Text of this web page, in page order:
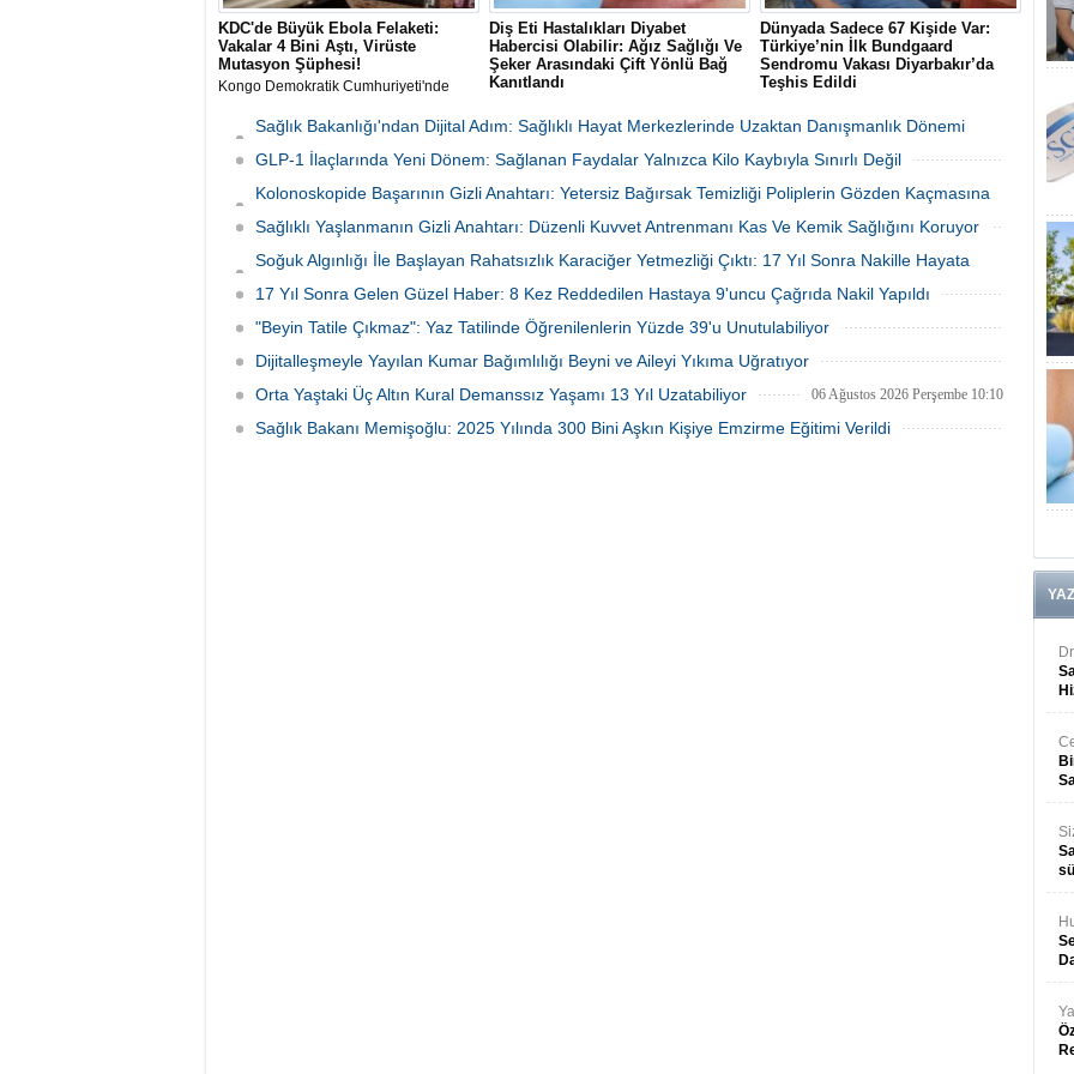
KDC'de Büyük Ebola Felaketi:
Vakalar 4 Bini Aştı, Virüste
Mutasyon Şüphesi!
Kongo Demokratik Cumhuriyeti'nde
salgını yaşanıyor. Vaka sayısının 4 bini
aşması üzerine yetkililer virüsün
mutasyona uğramış olabileceğinden
planını en üst seviyeye çıkardı.
Diş Eti Hastalıkları Diyabet
Habercisi Olabilir: Ağız Sağlığı Ve
Şeker Arasındaki Çift Yönlü Bağ
Kanıtlandı
yayımlanan 300 bin kişilik dev
araştırma, şiddetli diş eti hastalığı
(periodontit) ile tip 2 diyabet arasında
bulunduğunu gözler önüne serdi.
Dünyada Sadece 67 Kişide Var:
Türkiye’nin İlk Bundgaard
Sendromu Vakası Diyarbakır’da
Teşhis Edildi
ağrısı şikayetiyle hastaneye başvuran
41 yaşındaki Şehmus Doğan’da,
dünyada son derece nadir görülen
Sağlık Bakanlığı'ndan Dijital Adım: Sağlıklı Hayat Merkezlerinde Uzaktan Danışmanlık Dönemi
Başladı
GLP-1 İlaçlarında Yeni Dönem: Sağlanan Faydalar Yalnızca Kilo Kaybıyla Sınırlı Değil
06 Ağustos 2026 Perşembe 16:23
Kolonoskopide Başarının Gizli Anahtarı: Yetersiz Bağırsak Temizliği Poliplerin Gözden Kaçmasına
Neden Oluyor
Sağlıklı Yaşlanmanın Gizli Anahtarı: Düzenli Kuvvet Antrenmanı Kas Ve Kemik Sağlığını Koruyor
06 Ağustos 2026 Perşembe 16:17
Soğuk Algınlığı İle Başlayan Rahatsızlık Karaciğer Yetmezliği Çıktı: 17 Yıl Sonra Nakille Hayata
Tutundu
17 Yıl Sonra Gelen Güzel Haber: 8 Kez Reddedilen Hastaya 9'uncu Çağrıda Nakil Yapıldı
"Beyin Tatile Çıkmaz": Yaz Tatilinde Öğrenilenlerin Yüzde 39'u Unutulabiliyor
Dijitalleşmeyle Yayılan Kumar Bağımlılığı Beyni ve Aileyi Yıkıma Uğratıyor
06 Ağustos 2026 Perşembe 10:45
Orta Yaştaki Üç Altın Kural Demanssız Yaşamı 13 Yıl Uzatabiliyor 06 Ağustos 2026 Perşembe 10:10
Sağlık Bakanı Memişoğlu: 2025 Yılında 300 Bini Aşkın Kişiye Emzirme Eğitimi Verildi